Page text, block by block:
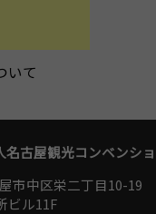
いて
名古屋観光コンベンシ
市中区栄二丁目10-19
ビル11F